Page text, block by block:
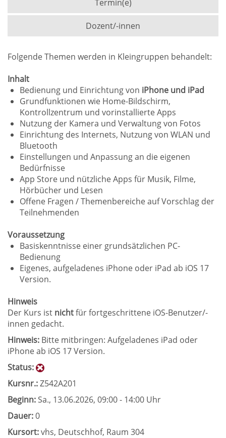
Termin(e)
Dozent/-innen
Folgende Themen werden in Kleingruppen behandelt:
Inhalt
Bedienung und Einrichtung von iPhone und iPad
Grundfunktionen wie Home-Bildschirm,
Kontrollzentrum und vorinstallierte Apps
Nutzung der Kamera und Verwaltung von Fotos
Einrichtung des Internets, Nutzung von WLAN und
Bluetooth
Einstellungen und Anpassung an die eigenen
Bedürfnisse
App Store und nützliche Apps für Musik, Filme,
Hörbücher und Lesen
Offene Fragen / Themenbereiche auf Vorschlag der
Teilnehmenden
Voraussetzung
Basiskenntnisse einer grundsätzlichen PC-
Bedienung
Eigenes, aufgeladenes iPhone oder iPad ab iOS 17
Version.
Hinweis
Der Kurs ist nichtfür fortgeschrittene iOS-Benutzer/-
innen gedacht.
Hinweis: Bitte mitbringen: Aufgeladenes iPad oder
iPhone ab iOS 17 Version.
Status:
Kursnr.:Z542A201
Beginn:Sa., 13.06.2026, 09:00 - 14:00 Uhr
Dauer:0
Kursort:vhs, Deutschhof, Raum 304